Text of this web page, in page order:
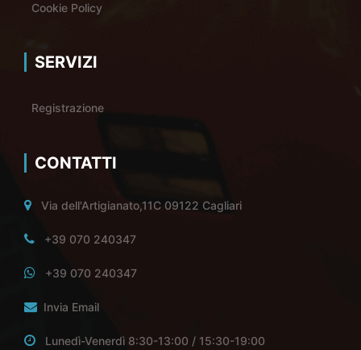
Cookie Policy
SERVIZI
Registrazione
CONTATTI
Via dell'Artigianato,11C 09122 Cagliari
+39 070 240347
+39 070 240347
Invia Email
Lunedì-Venerdì 8:30-13:00 / 15:30-19:00